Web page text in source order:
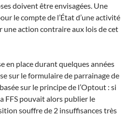
doivent être envisagées. Une
le compte de l’État d’une activité
une action contraire aux lois de cet
en place durant quelques années
sur le formulaire de parrainage de
sur le principe de l’Optout : si
FFS pouvait alors publier le
souffre de 2 insuffisances très